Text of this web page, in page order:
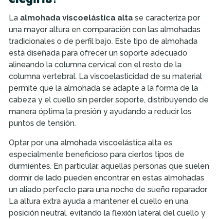
La almohada viscoelástica alta se caracteriza por
una mayor altura en comparación con las almohadas
tradicionales o de perfil bajo. Este tipo de almohada
está diseñada para ofrecer un soporte adecuado
alineando la columna cervical con el resto de la
columna vertebral. La viscoelasticidad de su material
permite que la almohada se adapte a la forma de la
cabeza y el cuello sin perder soporte, distribuyendo de
manera óptima la presión y ayudando a reducir los
puntos de tensión.
Optar por una almohada viscoelástica alta es
especialmente beneficioso para ciertos tipos de
durmientes. En particular, aquellas personas que suelen
dormir de lado pueden encontrar en estas almohadas
un aliado perfecto para una noche de sueño reparador.
La altura extra ayuda a mantener el cuello en una
posición neutral, evitando la flexión lateral del cuello y